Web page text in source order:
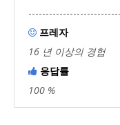
 프레자
16 년 이상의 경험
 응답률
100 %